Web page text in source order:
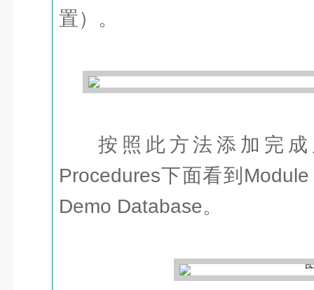
置）。
按照此方法添加完
Procedures下面看到
Demo Database。